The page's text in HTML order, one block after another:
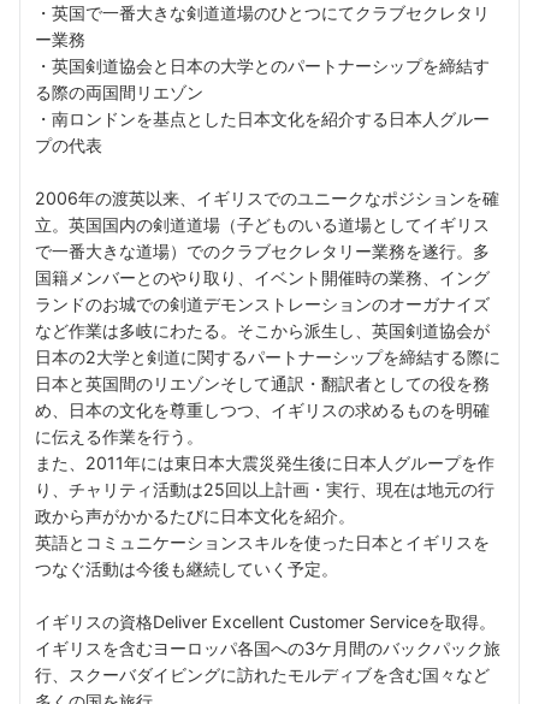
・英国で一番大きな剣道道場のひとつにてクラブセクレタリ
ー業務
・英国剣道協会と日本の大学とのパートナーシップを締結す
る際の両国間リエゾン
・南ロンドンを基点とした日本文化を紹介する日本人グルー
プの代表
2006年の渡英以来、イギリスでのユニークなポジションを確
立。英国国内の剣道道場（子どものいる道場としてイギリス
で一番大きな道場）でのクラブセクレタリー業務を遂行。多
国籍メンバーとのやり取り、イベント開催時の業務、イング
ランドのお城での剣道デモンストレーションのオーガナイズ
など作業は多岐にわたる。そこから派生し、英国剣道協会が
日本の2大学と剣道に関するパートナーシップを締結する際に
日本と英国間のリエゾンそして通訳・翻訳者としての役を務
め、日本の文化を尊重しつつ、イギリスの求めるものを明確
に伝える作業を行う。
また、2011年には東日本大震災発生後に日本人グループを作
り、チャリティ活動は25回以上計画・実行、現在は地元の行
政から声がかかるたびに日本文化を紹介。
英語とコミュニケーションスキルを使った日本とイギリスを
つなぐ活動は今後も継続していく予定。
イギリスの資格Deliver Excellent Customer Serviceを取得。
イギリスを含むヨーロッパ各国への3ケ月間のバックパック旅
行、スクーバダイビングに訪れたモルディブを含む国々など